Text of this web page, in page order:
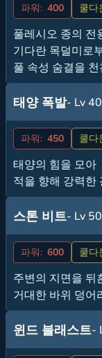
파워: 400 쿨다
풀레시오 종의 전
기다란 목덜미로
풀 속성 숨결을
태양 폭발- Lv 40
파워: 450 쿨다
태양의 힘을 모아
적을 향해 강력한
스톤 비트- Lv 50
파워: 600 쿨다
주변의 지면을 뒤
거대한 바위 덩어
윈드 블래스트-